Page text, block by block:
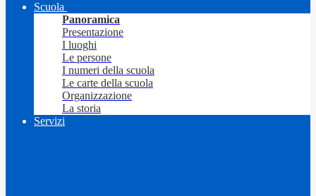
Scuola
Panoramica
Presentazione
I luoghi
Le persone
I numeri della scuola
Le carte della scuola
Organizzazione
La storia
Servizi